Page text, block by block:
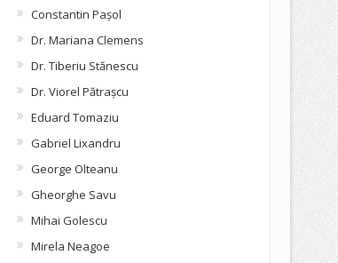
Constantin Pașol
Dr. Mariana Clemens
Dr. Tiberiu Stănescu
Dr. Viorel Pătraşcu
Eduard Tomaziu
Gabriel Lixandru
George Olteanu
Gheorghe Savu
Mihai Golescu
Mirela Neagoe